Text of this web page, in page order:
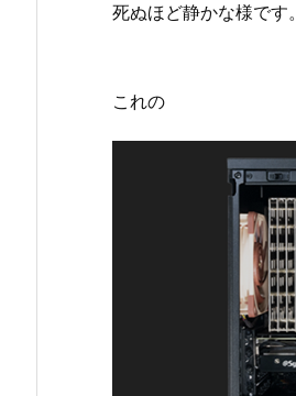
死ぬほど静かな様です。
これの